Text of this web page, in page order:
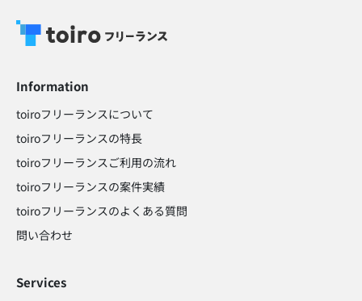
Information
toiroフリーランスについて
toiroフリーランスの特長
toiroフリーランスご利用の流れ
toiroフリーランスの案件実績
toiroフリーランスのよくある質問
問い合わせ​
Services